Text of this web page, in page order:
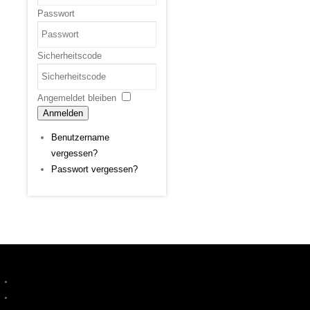
Passwort
Sicherheitscode
Angemeldet bleiben
Anmelden
Benutzername
vergessen?
Passwort vergessen?